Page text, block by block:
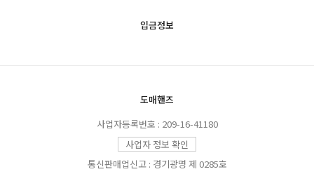
입금정보
도매핸즈
사업자등록번호 : 209-16-41180
사업자 정보 확인
통신판매업신고 : 경기광명 제 0285호